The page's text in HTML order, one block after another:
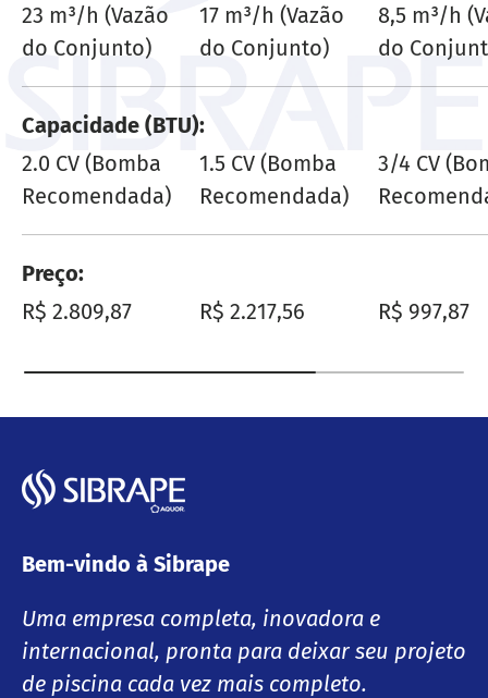
23 m³/h (Vazão
do Conjunto)
17 m³/h (Vazão
do Conjunto)
8,5 m³/h
do
Capacidade (BTU)
2.0 CV (Bomba
Recomendada)
1.5 CV (Bomba
Recomendada)
3/4 CV
Preço
Preço normal
R$ 2.809,87 Preço normal
R$ 2.217,56 Preço
R$ 997,87
Bem-vindo à Sibrape
Uma empresa completa, inovadora e
internacional, pronta para deixar seu projeto
de piscina cada vez mais completo.